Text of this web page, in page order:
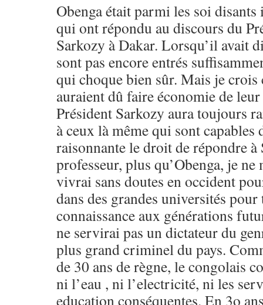
Obenga était parmi les soi
qui ont répondu au discours du
Sarkozy à Dakar. Lorsqu’il avait
sont pas encore entrés
qui choque bien sûr. Mais je crois
auraient dû faire économie de
Président Sarkozy aura toujours
à ceux là même qui sont
raisonnante le droit de répondre
professeur, plus qu’Obenga, je ne
vivrai sans doutes en occident
dans des grandes universités
connaissance aux générations
ne servirai pas un dictateur du
plus grand criminel du pays.
de 30 ans de règne, le congolais
ni l’eau , ni l’electricité, ni les
education conséquentes. En 3o